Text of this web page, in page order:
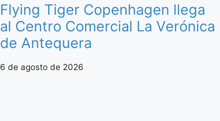
Flying Tiger Copenhagen llega
al Centro Comercial La Verónica
de Antequera
6 de agosto de 2026